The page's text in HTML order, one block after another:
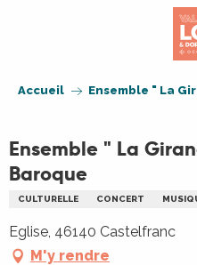
Accueil Ensemble " La
Ensemble " La
Baroque
CULTURELLE CONCERT
Eglise, 46140 Castelfranc
M'y rendre